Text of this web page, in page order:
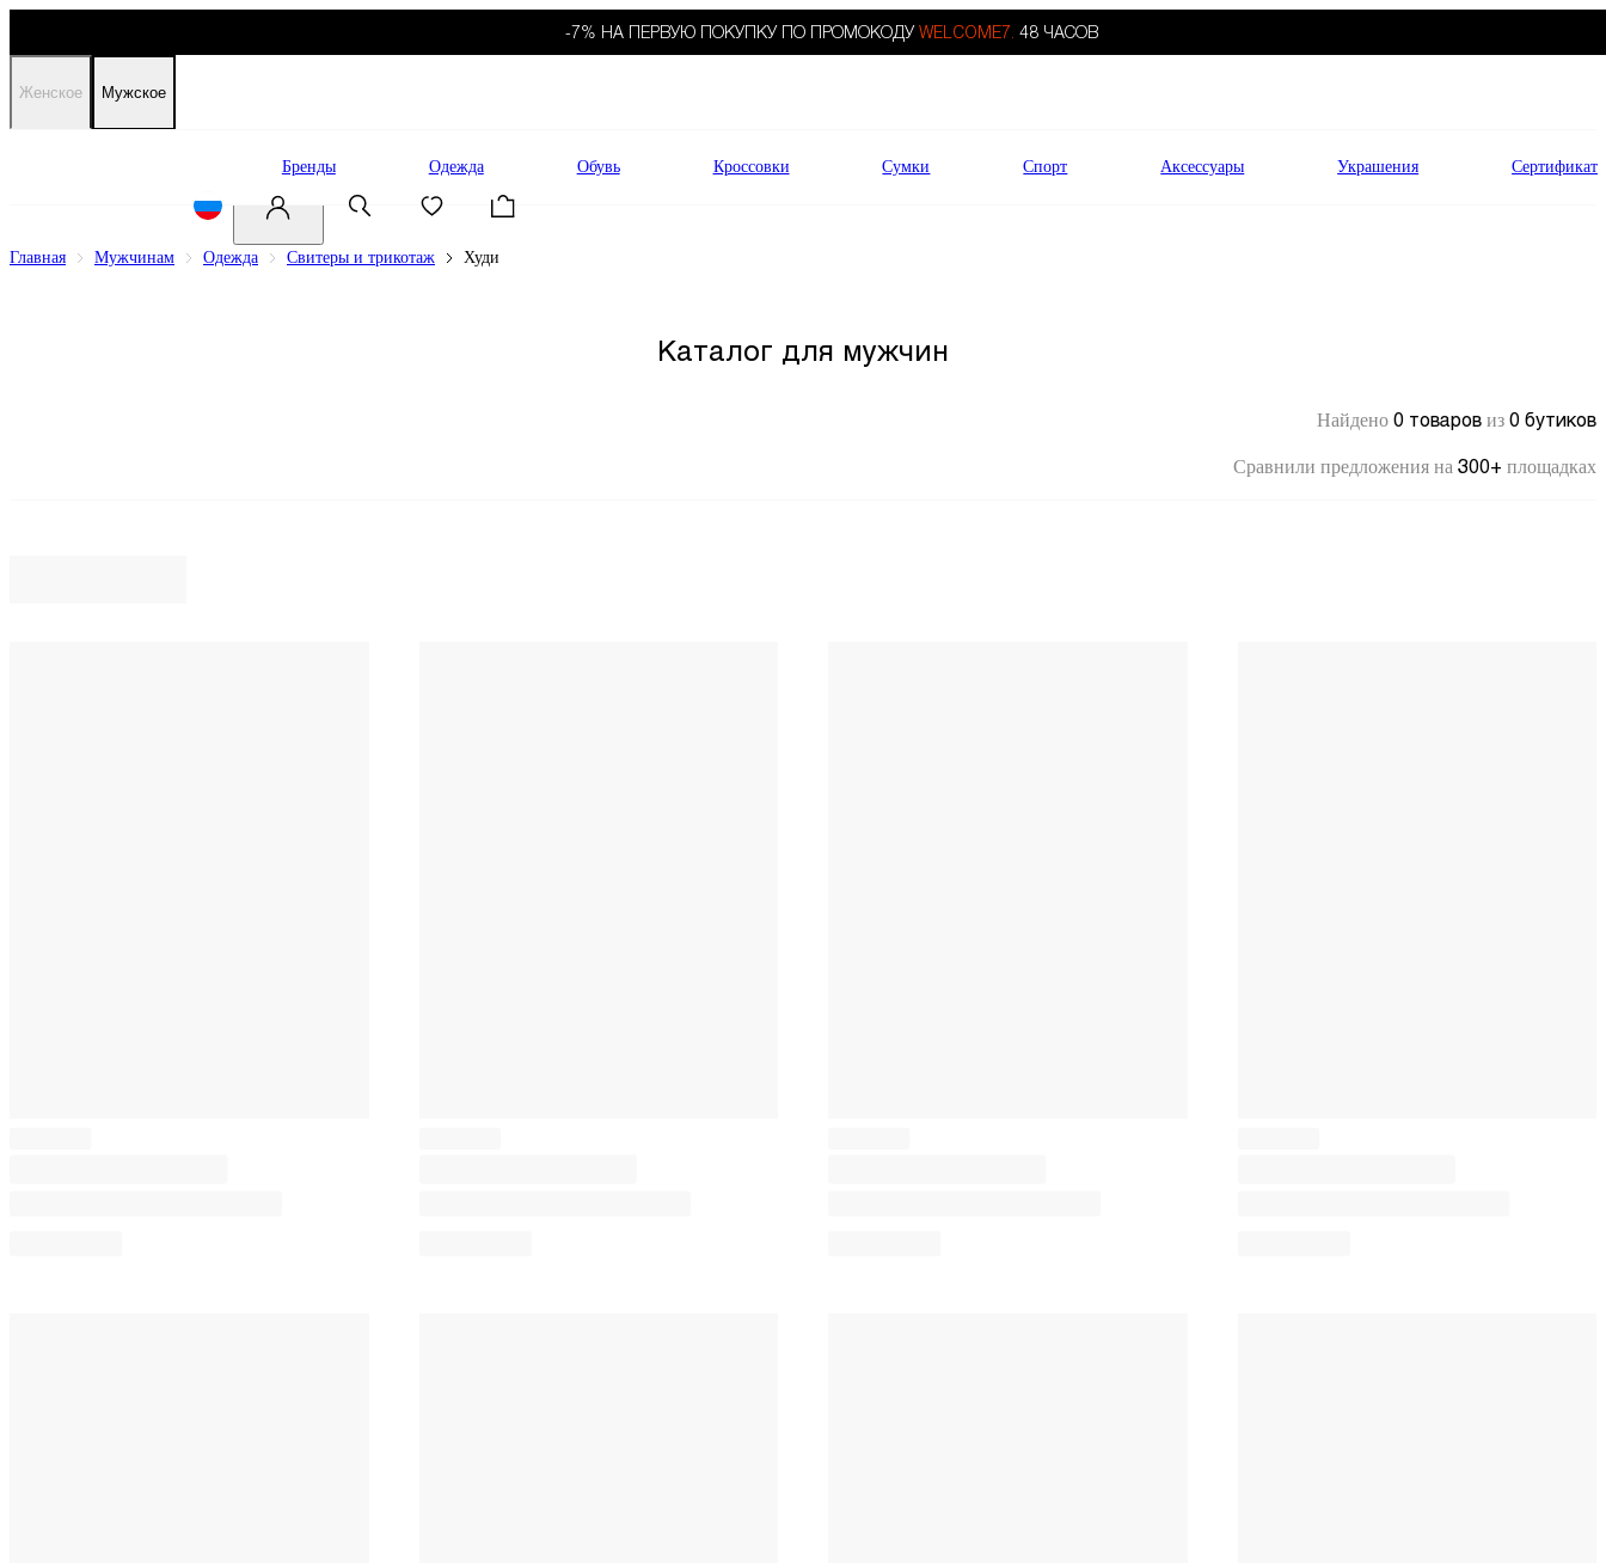
-7% НА ПЕРВУЮ ПОКУПКУ ПО ПРОМОКОДУ WELCOME7. 48 ЧАСОВ
Женское Мужское
Бренды Одежда Обувь Кроссовки Сумки Спорт Аксессуары Украшения Сертификат
Главная Мужчинам Одежда Свитеры и трикотаж Худи
Каталог для мужчин
Найдено 0 товаров из 0 бутиков
Сравнили предложения на 300+ площадках